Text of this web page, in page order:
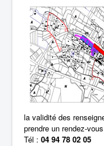
Infos pratiques
Communication
Vous êtes ici :
Urbanisme
la validité des
prendre un rendez-
Tél : 04 94 78 02 05